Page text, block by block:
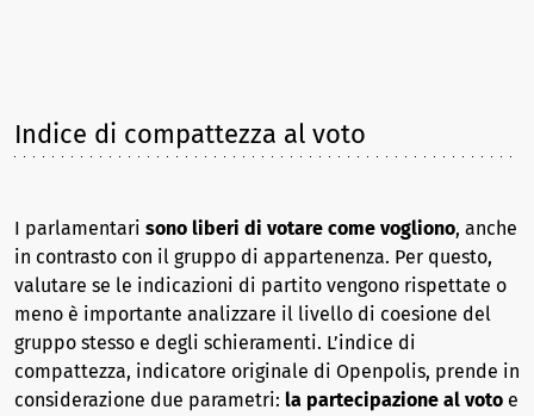
Indice di compattezza al voto
I parlamentari sono liberi di votare come vogliono, anche
in contrasto con il gruppo di appartenenza. Per questo,
valutare se le indicazioni di partito vengono rispettate o
meno è importante analizzare il livello di coesione del
gruppo stesso e degli schieramenti. L’indice di
compattezza, indicatore originale di Openpolis, prende in
considerazione due parametri: la partecipazione al voto e